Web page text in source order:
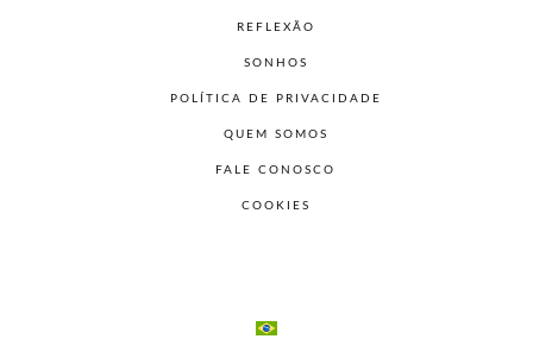
REFLEXÃO
SONHOS
POLÍTICA DE PRIVACIDADE
QUEM SOMOS
FALE CONOSCO
COOKIES